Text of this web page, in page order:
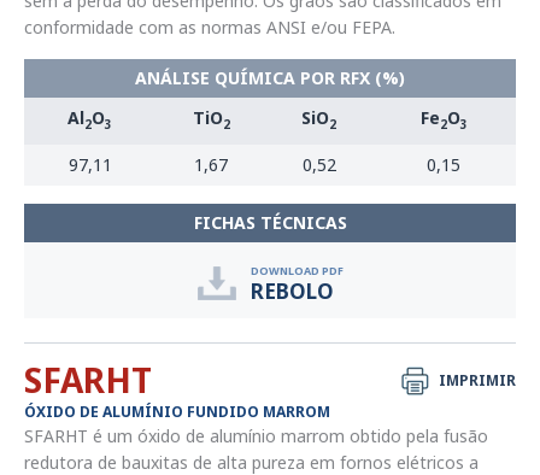
conformidade com as normas ANSI e/ou FEPA.
ANÁLISE QUÍMICA POR RFX (%)
Al2O3 TiO2 SiO2 Fe2O3
97,11 1,67 0,52 0,15
FICHAS TÉCNICAS
DOWNLOAD PDF
REBOLO
IMPRIMIR
SFARHT
ÓXIDO DE ALUMÍNIO FUNDIDO MARROM
SFARHT é um óxido de alumínio marrom obtido pela fusão
redutora de bauxitas de alta pureza em fornos elétricos a